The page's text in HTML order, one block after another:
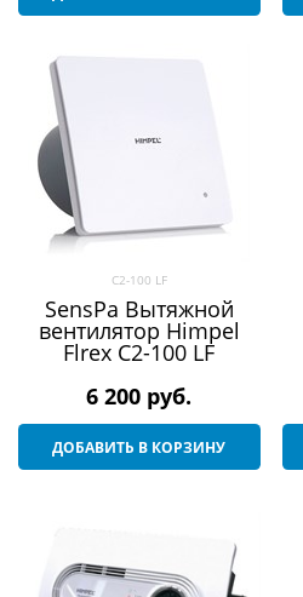
C2-100 LF
SensPa Вытяжной
вентилятор Himpel
Flrex C2-100 LF
6 200 руб.
ДОБАВИТЬ В КОРЗИНУ